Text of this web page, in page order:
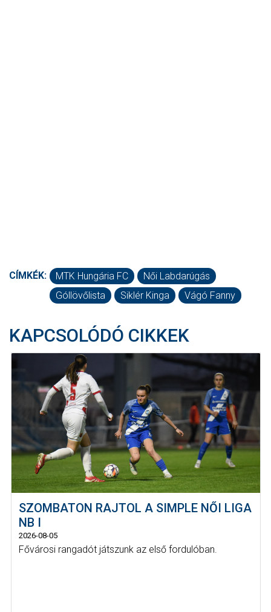
CÍMKÉK: MTK Hungária FC
Női Labdarúgás
Góllövőlista
Siklér Kinga Vágó Fanny
KAPCSOLÓDÓ CIKKEK
SZOMBATON RAJTOL A SIMPLE NŐI LIGA
NB I
2026-08-05
Fővárosi rangadót játszunk az első fordulóban.